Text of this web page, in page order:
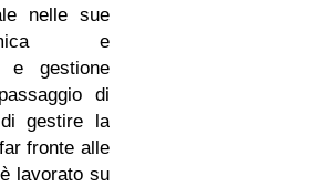
nelle sue
e
e gestione
di
gestire la
fronte alle
lavorato su